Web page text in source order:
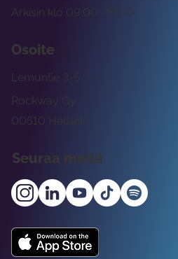
Arkisin klo 09:00 -15:00
Osoite
Rockway Oy
Lemuntie 3-5
00510 Helsinki
Seuraa meitä